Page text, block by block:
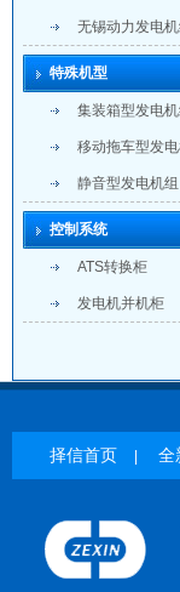
无锡动力发电机
特殊机型
集装箱型发电机
移动拖车型发电
静音型发电机组
控制系统
ATS转换柜
发电机并机柜
择信首页 全